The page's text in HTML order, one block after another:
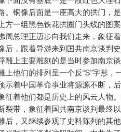
。铜像后面是一座高大的拱门，
方一组黑色铁花拱圈门头线的图
周总理正迈步向我们走来，象征
后，跟着导游来到国共南京谈判
雕上主要雕刻的是当时参加南京
上他们的排列呈一个反“S”字形
示着中国革命事业将源源不断，
征着他们都是历史上的风云人物
裂带，象征着国共南京谈判最终
后，又继续参观了史料陈列的其他